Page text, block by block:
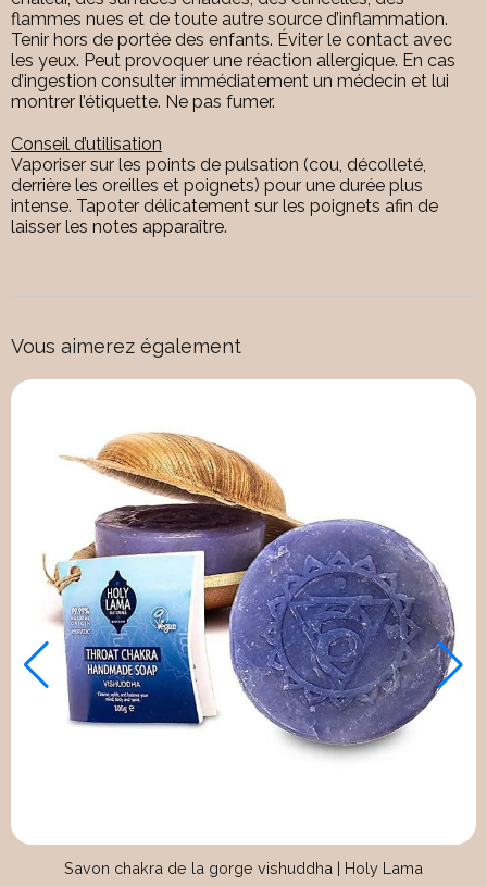
flammes nues et de toute autre source d’inflammation.
Tenir hors de portée des enfants. Éviter le contact avec
les yeux. Peut provoquer une réaction allergique. En cas
d’ingestion consulter immédiatement un médecin et lui
montrer l’étiquette. Ne pas fumer.
Conseil d’utilisation
Vaporiser sur les points de pulsation (cou, décolleté,
derrière les oreilles et poignets) pour une durée plus
intense. Tapoter délicatement sur les poignets afin de
laisser les notes apparaître.
Vous aimerez également
Eau de toilette lavande citron 50ml